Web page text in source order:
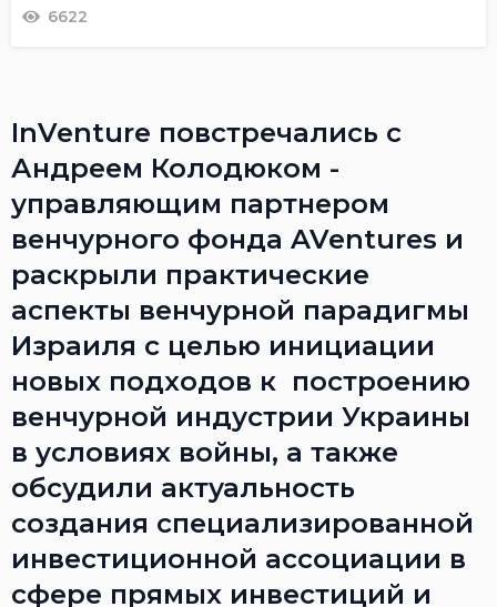
6622
InVenture повстречались с
Андреем Колодюком -
управляющим партнером
венчурного фонда AVentures и
раскрыли практические
аспекты венчурной парадигмы
Израиля с целью инициации
новых подходов к построению
венчурной индустрии Украины
в условиях войны, а также
обсудили актуальность
создания специализированной
инвестиционной ассоциации в
сфере прямых инвестиций и